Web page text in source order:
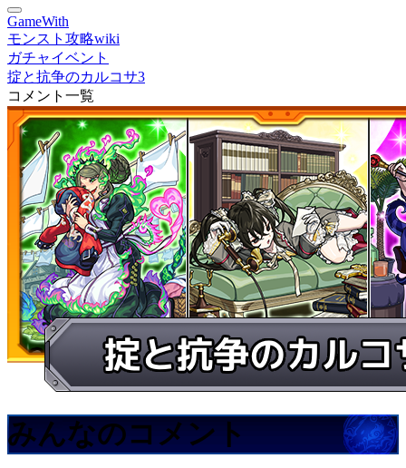
GameWith
モンスト攻略wiki
ガチャイベント
掟と抗争のカルコサ3
コメント一覧
みんなのコメント